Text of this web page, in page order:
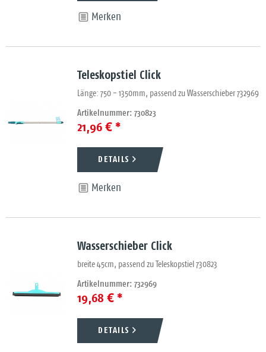
Merken
Teleskopstiel Click
Länge: 750 - 1350mm, passend zu Wasserschieber 732969
Artikelnummer: 730823
21,96 € *
DETAILS
Merken
Wasserschieber Click
breite 45cm, passend zu Teleskopstiel 730823
Artikelnummer: 732969
19,68 € *
DETAILS